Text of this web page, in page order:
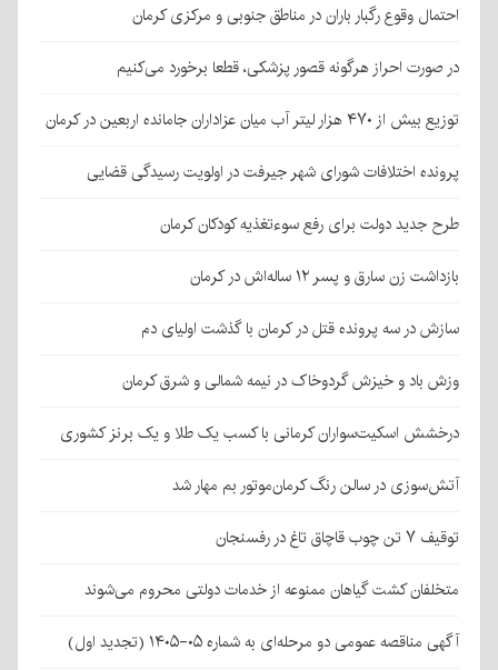
احتمال وقوع رگبار باران در مناطق جنوبی و مرکزی کرمان
در صورت احراز هرگونه قصور پزشکی، قطعا برخورد می‌کنیم
توزیع بیش از ۴۷۰ هزار لیتر آب میان عزاداران جامانده اربعین در کرمان
پرونده اختلافات شورای شهر جیرفت در اولویت رسیدگی قضایی
طرح جدید دولت برای رفع سوءتغذیه کودکان کرمان
بازداشت زن سارق و پسر ۱۲ ساله‌اش در کرمان
سازش در سه پرونده قتل در کرمان با گذشت اولیای دم
وزش باد و خیزش گردوخاک در نیمه شمالی و شرق کرمان
درخشش اسکیت‌سواران کرمانی با کسب یک طلا و یک برنز کشوری
آتش‌سوزی در سالن رنگ کرمان‌موتور بم مهار شد
توقیف ۷ تن چوب قاچاق تاغ در رفسنجان
متخلفان کشت گیاهان ممنوعه از خدمات دولتی محروم می‌شوند
آگهی مناقصه عمومی دو مرحله‌ای به شماره ۰۵-۱۴۰۵ (تجدید اول)